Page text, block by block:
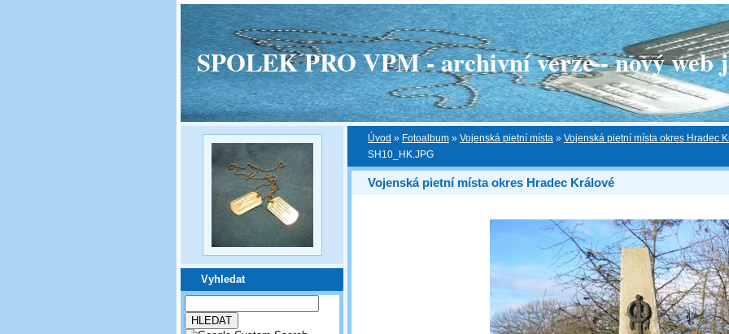
SPOLEK PRO VPM - archivní verze - nový web
Vyhledat
Úvod » Fotoalbum » Vojenská pietní místa » Vojenská pietní místa okres Hradec
SH10_HK.JPG
Vojenská pietní místa okres Hradec Králové